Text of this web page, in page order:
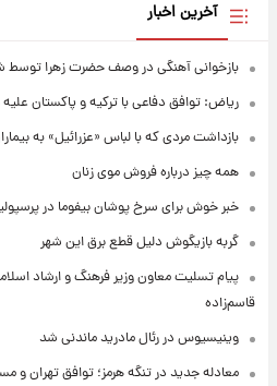
آخرین اخبار
بازخوانی آهنگی در وصف حضرت زهرا توسط
ریاض: توافق دفاعی با ترکیه و پاکستان
بازداشت مردی که با لباس «عزرائیل» به
همه چیز درباره فروش موی زنان
خبر خوش برای سرخ پوشان بیفوما در
گربه بازیگوش دلیل قطع برق این شهر
پیام تسلیت معاون وزیر فرهنگ و ارشاد
قاسم‌زاده
وینیسیوس در رئال مادرید ماندنی شد
معادله جدید در تنگه هرمز؛ توافق تهران و